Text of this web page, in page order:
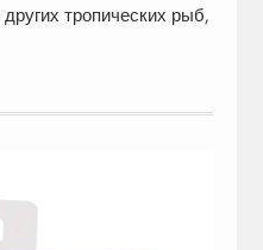
тропических рыб,